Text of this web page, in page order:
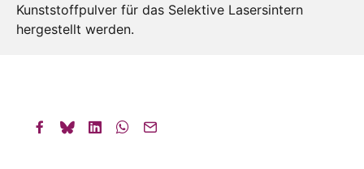
Kunststoffpulver für das Selektive Lasersintern
hergestellt werden.